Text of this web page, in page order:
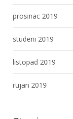
prosinac 2019
studeni 2019
listopad 2019
rujan 2019